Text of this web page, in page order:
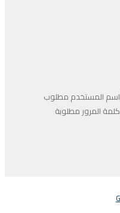
اسم المستخدم مطلوب
كلمة المرور مطلوبة